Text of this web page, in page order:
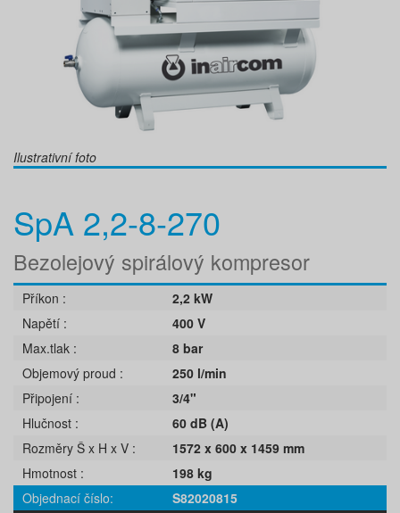
Ilustrativní foto
SpA 2,2-8-270
Bezolejový spirálový kompresor
Příkon
2,2 kW
Napětí
400 V
Max.tlak
8 bar
Objemový proud
250 l/min
Připojení
3/4"
Hlučnost
60 dB (A)
Rozměry Š x H x V
1572 x 600 x 1459 mm
Hmotnost
198 kg
Objednací číslo
S82020815